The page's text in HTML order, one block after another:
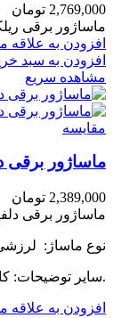
2,769,000 تومان
ماساژور برقی
افزودن به علاقه
افزودن به سبد
مشاهده سریع
مقایسه
ماساژور
2,389,000 تومان
ماساژور برقی
نوع ماساژ:
.سایر توضیحات:
افزودن به علاقه